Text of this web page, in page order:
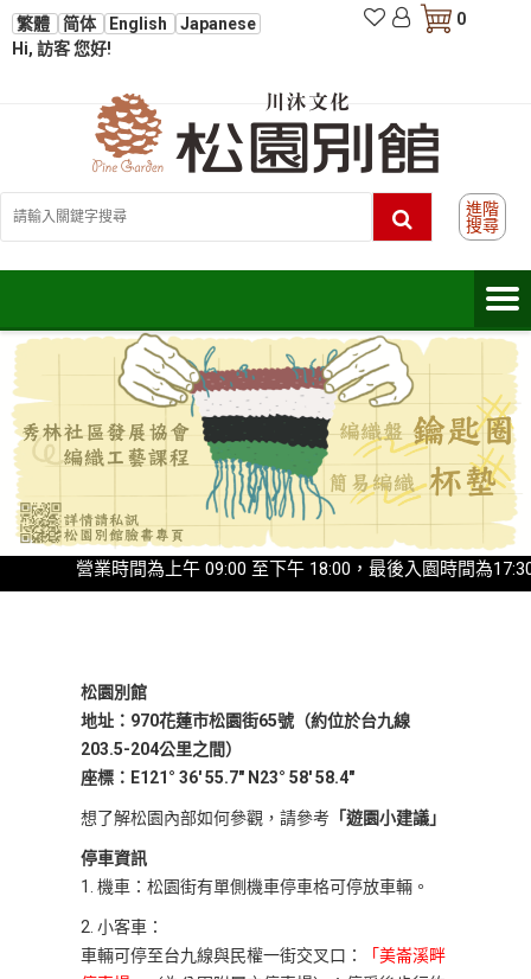
繁體 简体 English
Japanese
Hi, 訪客 您好!
0
進階
搜尋
營業時間為上午 09:00 至下午 18:00，最後入園時間為
松園別館
地址：970花蓮市松園街65號（約位於台九線
203.5-204公里之間）
座標：E121° 36' 55.7" N23° 58' 58.4"
想了解松園內部如何參觀，請參考「遊園小建議」
停車資訊
1. 機車：松園街有單側機車停車格可停放車輛。
2. 小客車：
車輛可停至台九線與民權一街交叉口：
「美崙溪畔